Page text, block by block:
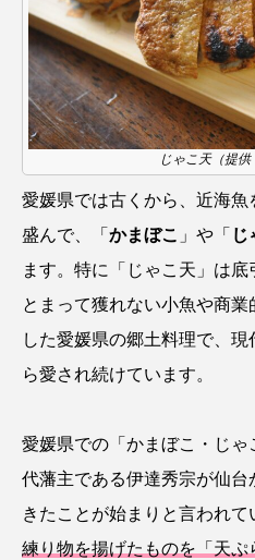
ウマヅラハギ ウミウシ
エゾアイナメ オオカミ
オオグソクムシ オオサ
オスカー
オーストラリア カイエ
カエルアンコウ
カタボシイワシ カツオ
じゃこ天（提供
愛媛県では古くから、近海
盛んで、「 かまぼこ 」や「 じ
ます。特に「じゃこ天」は
とまって獲れない小魚や商
した愛媛県の郷土料理で、
ら愛され続けています。
愛媛県での「かまぼこ・じ
代藩主である伊達秀宗が仙
きたことが始まりと言われ
練り物を揚げたものを「天ぷ